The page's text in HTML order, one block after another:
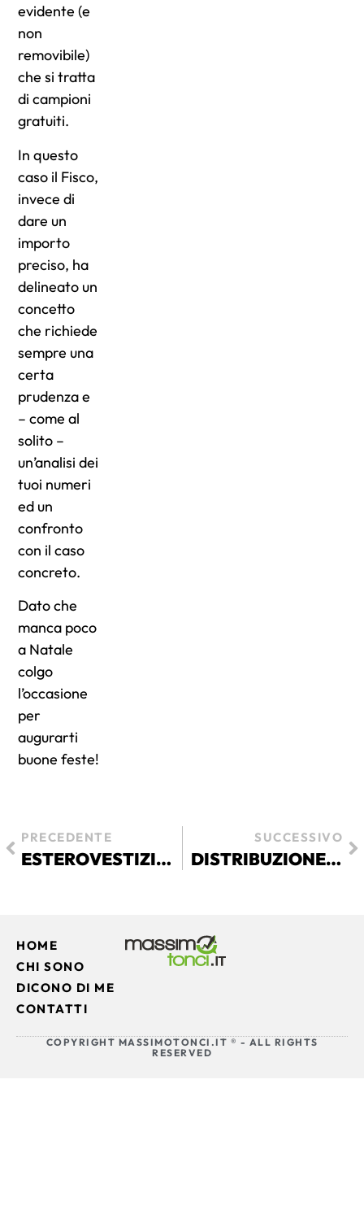
evidente (e
non
removibile)
che si tratta
di campioni
gratuiti.
In questo
caso il Fisco,
invece di
dare un
importo
preciso, ha
delineato un
concetto
che richiede
sempre una
certa
prudenza e
– come al
solito –
un’analisi dei
tuoi numeri
ed un
confronto
con il caso
concreto.
Dato che
manca poco
a Natale
colgo
l’occasione
per
augurarti
buone feste!
PRECEDENTE
ESTEROVESTIZIONE VS. ESTERO
SUCCESSIVO
DISTRIBUZIONE UTILI E SOCIETÀ SEMPLICE
HOME
CHI SONO
DICONO DI ME
CONTATTI
COPYRIGHT MASSIMOTONCI.IT ® - ALL RIGHTS
RESERVED